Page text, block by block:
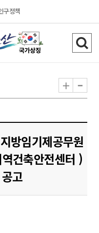
구정책
검
색
기
+ -
방임기제공무원
건축안전센터 )
고